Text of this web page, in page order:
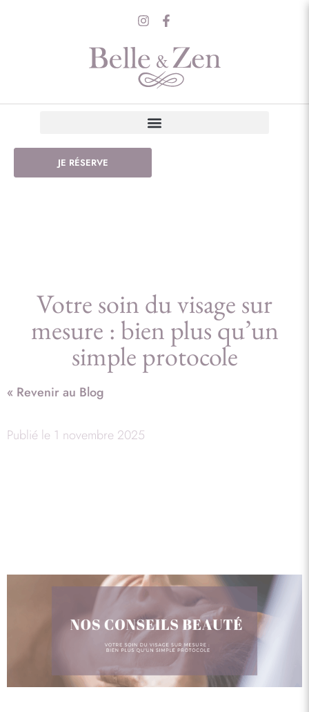
JE RÉSERVE
Votre soin du visage sur
mesure : bien plus qu’un
simple protocole
« Revenir au Blog
Publié le 1 novembre 2025